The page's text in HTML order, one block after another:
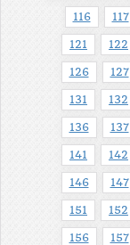
116 117
121 122
126 127
131 132
136 137
141 142
146 147
151 152
156 157